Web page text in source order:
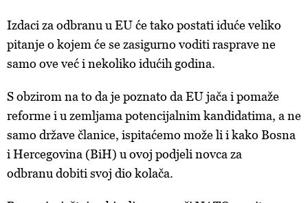
Izdaci za odbranu u EU će tako postati iduće veliko
pitanje o kojem će se zasigurno voditi rasprave ne
samo ove već i nekoliko idućih godina.
S obzirom na to da je poznato da EUjača i pomaže
reforme i u zemljama potencijalnim kandidatima, a ne
samo države članice, ispitaćemo može li i kako Bosna
i Hercegovina (BiH) u ovoj podjeli novca za
odbranu dobiti svoj dio kolača.